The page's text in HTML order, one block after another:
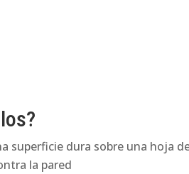
superficie dura sobre una hoja
la pared